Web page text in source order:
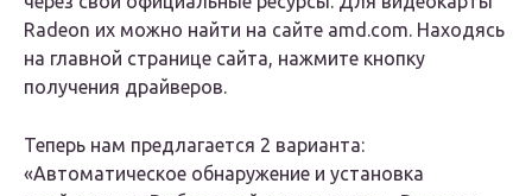
Radeon их можно найти на сайте amd.com. Находясь
на главной странице сайта, нажмите кнопку
получения драйверов.
Теперь нам предлагается 2 варианта:
«Автоматическое обнаружение и установка